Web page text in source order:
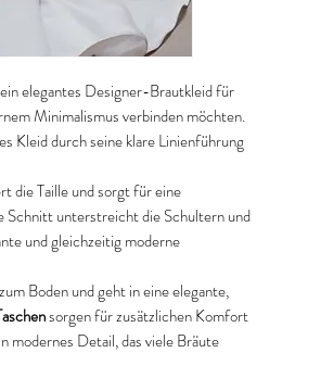
elegantes Designer-Brautkleid für
Minimalismus verbinden möchten.
Kleid durch seine klare Linienführung
die Taille und sorgt für eine
Schnitt unterstreicht die Schultern und
und gleichzeitig moderne
Boden und geht in eine elegante,
sorgen für zusätzlichen Komfort
modernes Detail, das viele Bräute